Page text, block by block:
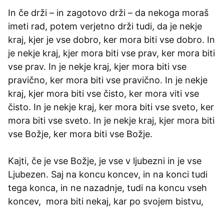
In če drži – in zagotovo drži – da nekoga moraš
imeti rad, potem verjetno drži tudi, da je nekje
kraj, kjer je vse dobro, ker mora biti vse dobro. In
je nekje kraj, kjer mora biti vse prav, ker mora biti
vse prav. In je nekje kraj, kjer mora biti vse
pravično, ker mora biti vse pravično. In je nekje
kraj, kjer mora biti vse čisto, ker mora viti vse
čisto. In je nekje kraj, ker mora biti vse sveto, ker
mora biti vse sveto. In je nekje kraj, kjer mora biti
vse Božje, ker mora biti vse Božje.
Kajti, če je vse Božje, je vse v ljubezni in je vse
Ljubezen. Saj na koncu koncev, in na konci tudi
tega konca, in ne nazadnje, tudi na koncu vseh
koncev, mora biti nekaj, kar po svojem bistvu,